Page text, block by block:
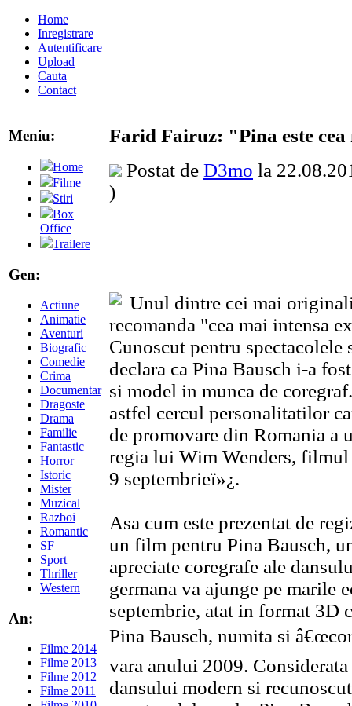
Home
Inregistrare
Autentificare
Upload
Cauta
Contact
Meniu:
Home
Filme
Stiri
Box
Office
Trailere
Gen:
Actiune
Animatie
Aventuri
Biografic
Comedie
Crima
Documentar
Dragoste
Drama
Familie
Fantastic
Horror
Istoric
Mister
Muzical
Razboi
Romantic
SF
Sport
Thriller
Western
An:
Filme 2014
Filme 2013
Filme 2012
Filme 2011
Farid Fairuz: "Pina este
Postat de D3mo la
)
Unul dintre cei mai
recomanda "cea mai intensa
Cunoscut pentru
declara ca Pina Bausch i-a
si model in munca de
astfel cercul personalitatilor
de promovare din Romania a
regia lui Wim Wenders, filmul
9 septembrieï»¿.
Asa cum este prezentat de
un film pentru Pina Bausch,
apreciate coregrafe ale
germana va ajunge pe marile
septembrie, atat in format 3D
Pina Bausch, numita si
vara anului 2009.
dansului modern si